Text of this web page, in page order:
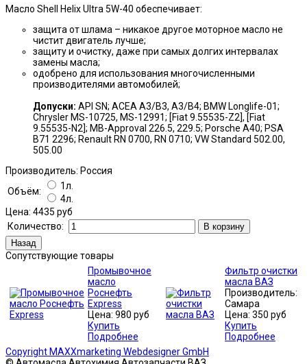
Масло Shell Helix Ultra 5W-40 обеспечивает:
защита от шлама – никакое другое моторное масло не
чистит двигатель лучше;
защиту и очистку, даже при самых долгих интервалах
замены масла;
одобрено для использования многочисленными
производителями автомобилей;
Допуски: API SN; ACEA A3/B3, A3/B4; BMW Longlife-01;
Chrysler MS-10725, MS-12991; [Fiat 9.55535-Z2], [Fiat
9.55535-N2]; MB-Approval 226.5, 229.5; Porsche A40; PSA
B71 2296; Renault RN 0700, RN 0710; VW Standard 502.00,
505.00
Производитель: Россия
Объём:
1л.
4л.
Цена: 4435 руб
Количество:
Сопутствующие товары
Промывочное
масло
Роснефть
Express
Цена: 980 руб
Купить
Подробнее
Фильтр очистки
масла ВАЗ
Производитель:
Самара
Цена: 350 руб
Купить
Подробнее
Copyright MAXXmarketing Webdesigner GmbH